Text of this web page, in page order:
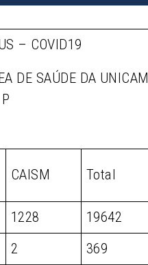
– COVID19
DE SAÚDE DA UNICAM
P
CAISM Total
1228
19642
2
369